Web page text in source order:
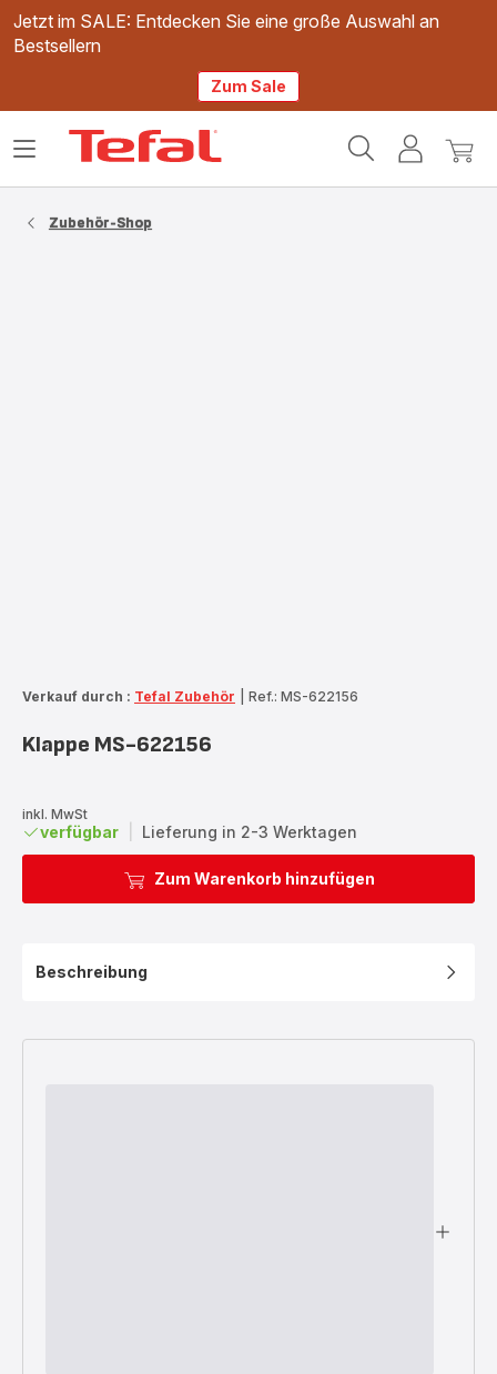
Jetzt im SALE: Entdecken Sie eine große Auswahl an
Bestsellern
Zum Sale
Mein
Mein
Das
Zubehör-Shop
Verkauf durch : Tefal Zubehör Ref.: MS-622156
Klappe MS-622156
inkl. MwSt
verfügbar Lieferung in 2-3 Werktagen
Zum Warenkorb hinzufügen
Beschreibung